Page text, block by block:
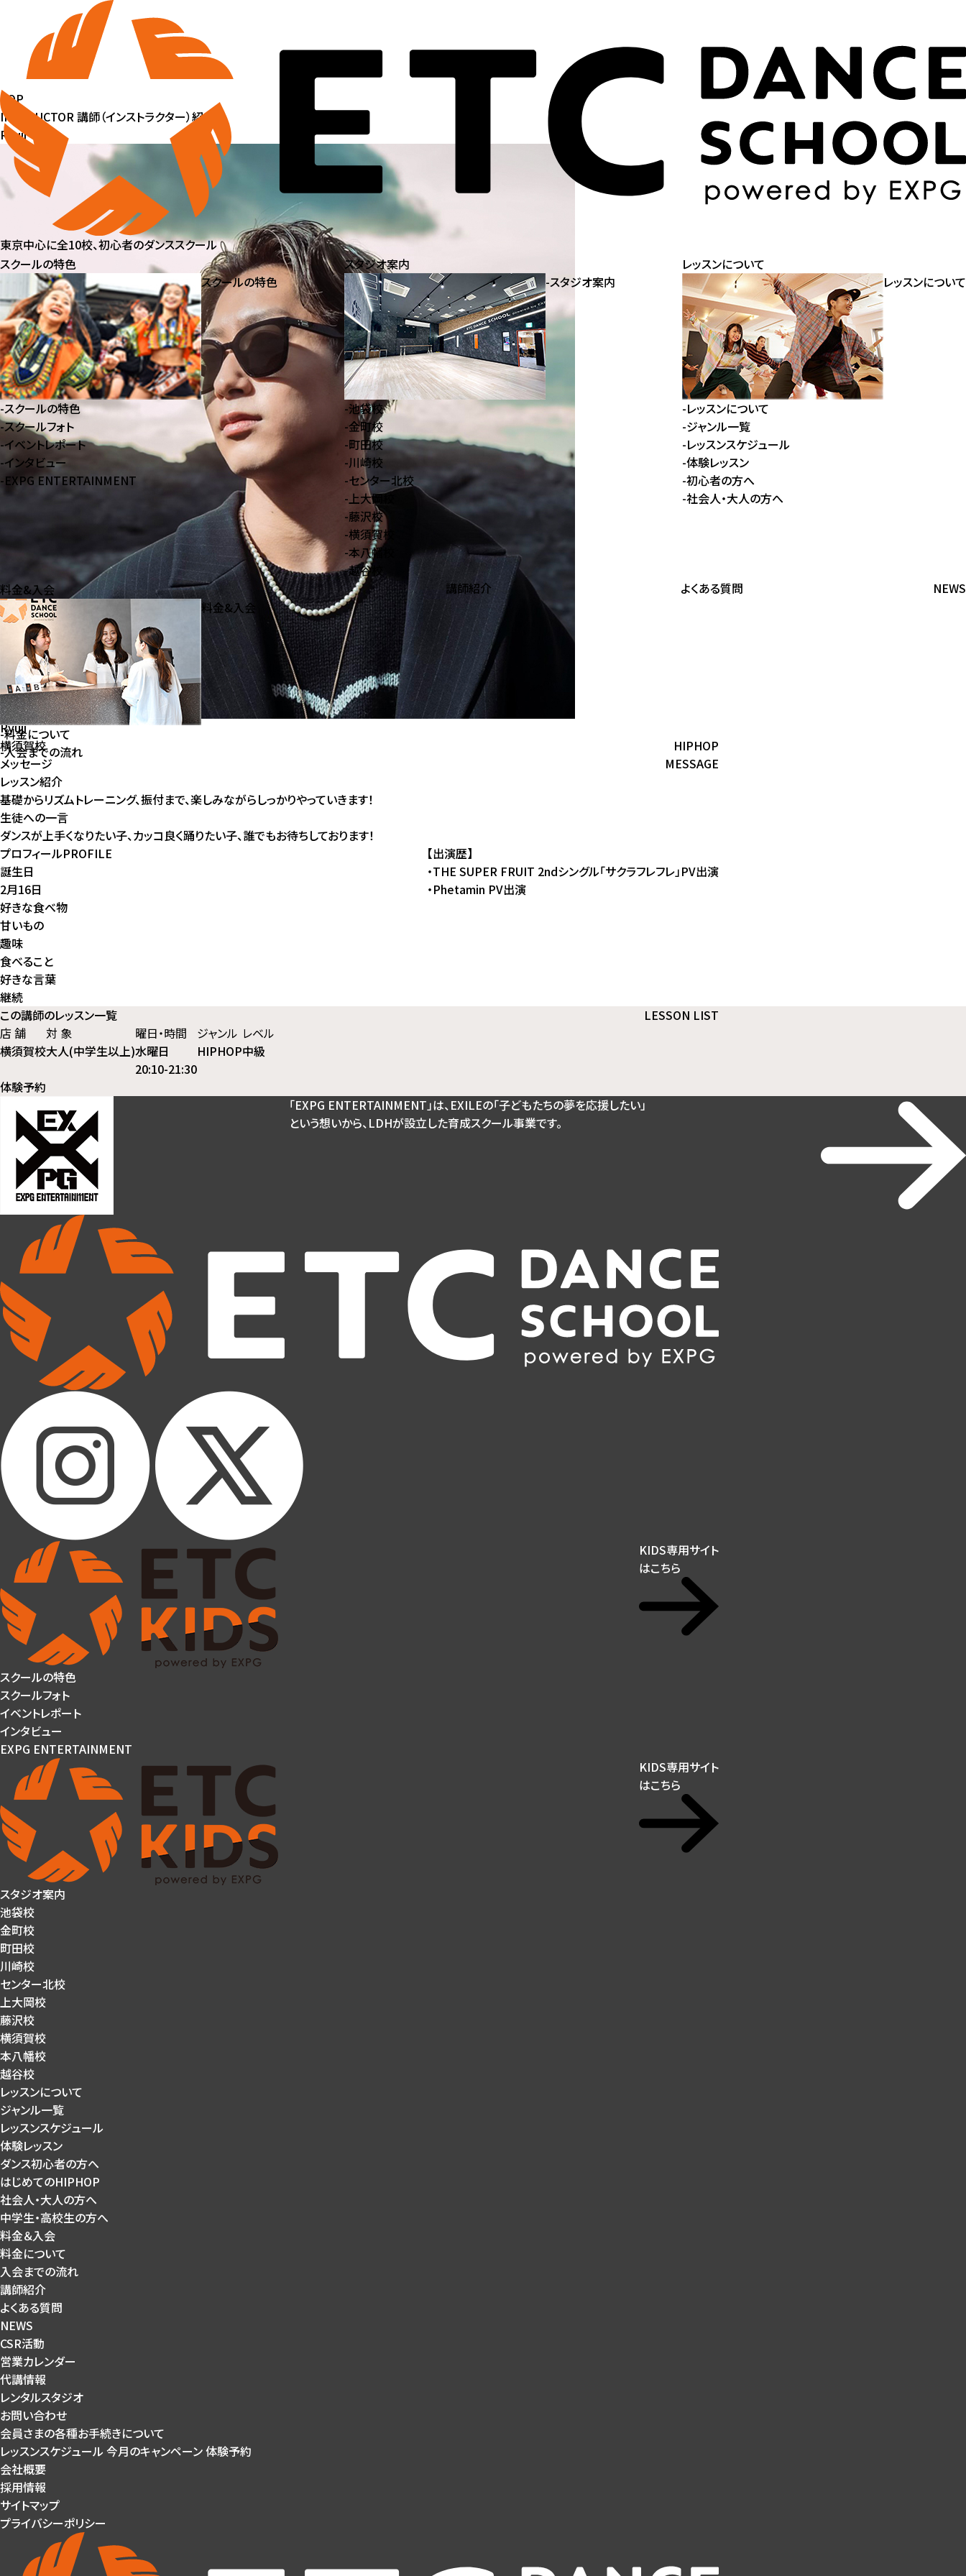
東京中心に全10校、初心者のダンススクール
スクールの特色
スクールの特色
-スクールの特色
-スクールフォト
-イベントレポート
-インタビュー
-EXPG ENTERTAINMENT
スタジオ案内
-スタジオ案内
-池袋校
-金町校
-町田校
-川崎校
-センター北校
-上大岡校
-藤沢校
-横須賀校
-本八幡校
-越谷校
レッスンについて
レッスンについて
-レッスンについて
-ジャンル⼀覧
-レッスンスケジュール
-体験レッスン
-初⼼者の⽅へ
-社会⼈・⼤⼈の⽅へ
料金&入会
料金&入会
-料⾦について
-⼊会までの流れ
講師紹介 よくある質問 NEWS
TOP
INSTRUCTOR 講師（インストラクター）紹介
Ryuji
Ryuji
横須賀校
HIPHOP
メッセージ
MESSAGE
レッスン紹介
基礎からリズムトレーニング、振付まで、楽しみながらしっかりやっていきます！
生徒への一言
ダンスが上手くなりたい子、カッコ良く踊りたい子、誰でもお待ちしております！
プロフィールPROFILE
誕生日
2月16日
好きな食べ物
甘いもの
趣味
食べること
好きな言葉
継続
【出演歴】
・THE SUPER FRUIT 2ndシングル「サクラフレフレ」PV出演
・Phetamin PV出演
この講師のレッスン一覧
LESSON LIST
店 舗
対 象 曜日・時間 ジャンル レベル
横須賀校大人(中学生以上)水曜日
20:10-21:30
HIPHOP中級
体験予約
「EXPG ENTERTAINMENT」は、EXILEの「⼦どもたちの夢を応援したい」
という想いから、LDHが設⽴した育成スクール事業です。
KIDS専用サイト
はこちら
スクールの特色
スクールフォト
イベントレポート
インタビュー
EXPG ENTERTAINMENT
KIDS専用サイト
はこちら
スタジオ案内
池袋校
金町校
町田校
川崎校
センター北校
上大岡校
藤沢校
横須賀校
本八幡校
越谷校
レッスンについて
ジャンル一覧
レッスンスケジュール
体験レッスン
ダンス初心者の方へ
はじめてのHIPHOP
社会人・大人の方へ
中学生・高校生の方へ
料金＆入会
料金について
入会までの流れ
講師紹介
よくある質問
NEWS
CSR活動
営業カレンダー
代講情報
レンタルスタジオ
お問い合わせ
会員さまの各種お手続きについて
レッスンスケジュール今月のキャンペーン体験予約
会社概要
採用情報
サイトマップ
プライバシーポリシー